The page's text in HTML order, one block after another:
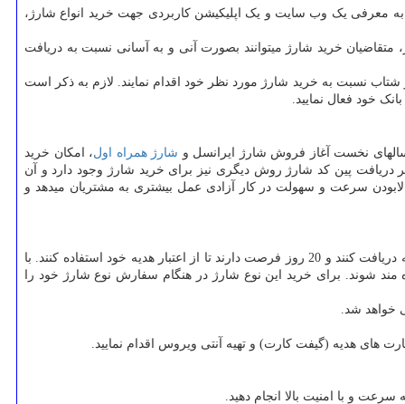
معرفی یک وب سایت و یک اپلیکیشن کاربردی جهت خرید انواع شارژ،
خرید شارژ میتوانند بصورت آنی و به آسانی نسبت به دریافت
نسبت به خرید شارژ مورد نظر خود اقدام نمایند. لازم به ذکر است
شارژ همراه اول، امکان خرید
دریافت پین کد شارژ روش دیگری نیز برای خرید شارژ وجود دارد و آن
سرعت و سهولت در کار آزادی عمل بیشتری به مشتریان میدهد و
یکی از پرطرفدارترین خدمات ایرانسل فروش شارژ شگفت انگیز است. با خرید شارژ شگفت انگیز ایرانسل مشترکین اعتباری میتوانند 30% اعتبار هدیه دریافت کنند و 20 روز فرصت دارند تا از اعتبار هدیه خود استفاده کنند. با
مند شوند. برای خرید این نوع شارژ در هنگام سفارش نوع شارژ خود را
خواهد شد.
های هدیه (گیفت کارت) و تهیه آنتی ویروس اقدام نمایید.
و با امنیت بالا انجام دهید.